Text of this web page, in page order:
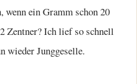
ein Gramm schon 20
Zentner? Ich lief so schnell
wieder Junggeselle.